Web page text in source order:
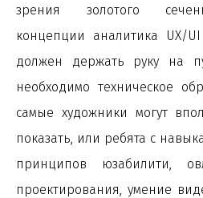
зрения золотого
концепции аналитика UX/
должен держать руку на
необходимо техническое
самые художники могут
показать, или ребята с
принципов юзабилити,
проектирования, умение